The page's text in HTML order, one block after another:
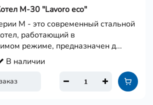
М-30 "Lavoro eco"
M - это современный стальной
работающий в
режиме, предназначен д...
В наличии